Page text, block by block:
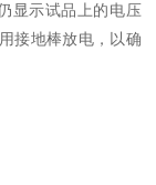
显示试品上的电压
接地棒放电，以确